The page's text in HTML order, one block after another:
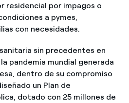
residencial por impagos o
a pymes,
con necesidades.
sin precedentes en
pandemia mundial generada
dentro de su compromiso
un Plan de
dotado con 25 millones de